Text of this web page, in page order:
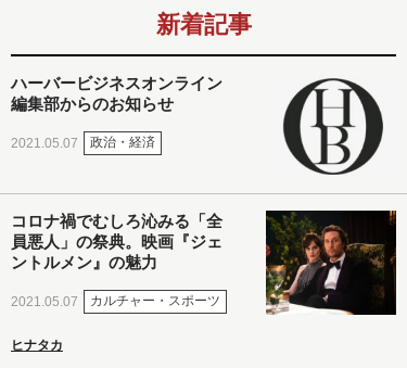
新着記事
ハーバービジネスオンライン
編集部からのお知らせ
2021.05.07 政治・経済
コロナ禍でむしろ沁みる「全
員悪人」の祭典。映画『ジェ
ントルメン』の魅力
2021.05.07 カルチャー・スポーツ
ヒナタカ